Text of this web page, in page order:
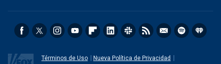
Términos de Uso
Nueva Política de Privacidad